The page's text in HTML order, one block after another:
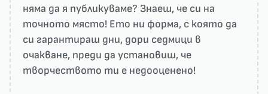
няма да я публикуваме? Знаеш, че си на
точното място! Ето ни форма, с която да
си гарантираш дни, дори седмици в
очакване, преди да установиш, че
творчеството ти е недооценено!